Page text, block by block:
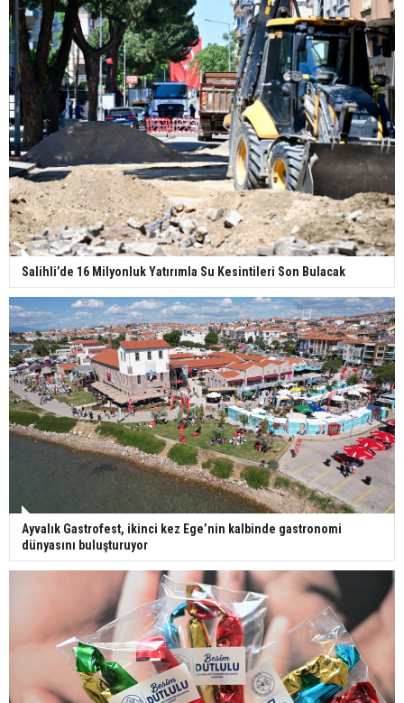
Salihli’de 16 Milyonluk Yatırımla Su Kesintileri Son Bulacak
Ayvalık Gastrofest, ikinci kez Ege’nin kalbinde gastronomi
dünyasını buluşturuyor